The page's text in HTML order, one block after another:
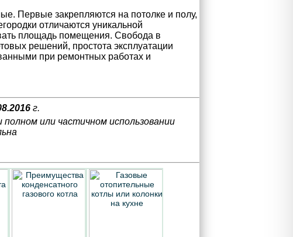
Первые закрепляются на потолке и полу,
отличаются уникальной
площадь помещения. Свобода в
решений, простота эксплуатации
при ремонтных работах и
г.
полном или частичном использовании